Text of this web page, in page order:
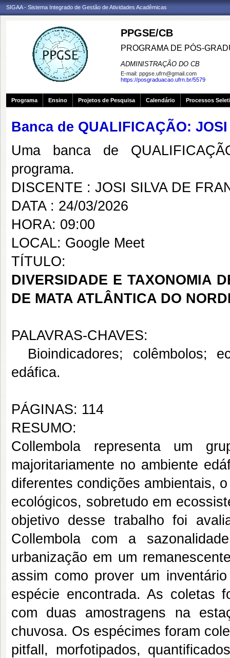
SIGAA - Sistema Integrado de Gestão de Atividades Acadêmicas
PPGSE/CB
PROGRAMA DE PÓS-
ADMINISTRAÇÃO DO CB
E-mail: ppgse.ufrn@gmail.com
https://posgraduacao.ufrn.br/5579
Programa Ensino Projetos de Pesquisa Calendário Processos
Banca de QUALIFICAÇÃO:
Uma banca de
programa.
DISCENTE : JOSI SILVA DE
DATA : 24/03/2026
HORA: 09:00
LOCAL: Google Meet
TÍTULO:
DIVERSIDADE E TAXONOMIA
DE MATA ATLÂNTICA DO
PALAVRAS-CHAVES:
Bioindicadores; colêmbolos;
edáfica.
PÁGINAS: 114
RESUMO:
Collembola representa um
majoritariamente no ambiente
diferentes condições ambientais,
ecológicos, sobretudo em
objetivo desse trabalho foi
Collembola com a
urbanização em um
assim como prover um
espécie encontrada. As coletas
com duas amostragens na
chuvosa. Os espécimes foram
pitfall, morfotipados,